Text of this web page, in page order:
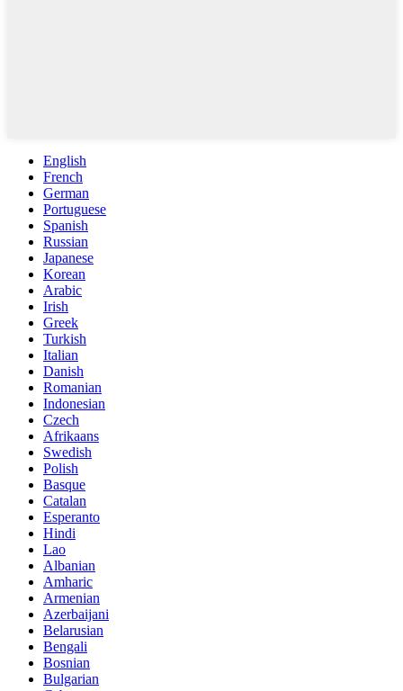
English
French
German
Portuguese
Spanish
Russian
Japanese
Korean
Arabic
Irish
Greek
Turkish
Italian
Danish
Romanian
Indonesian
Czech
Afrikaans
Swedish
Polish
Basque
Catalan
Esperanto
Hindi
Lao
Albanian
Amharic
Armenian
Azerbaijani
Belarusian
Bengali
Bosnian
Bulgarian